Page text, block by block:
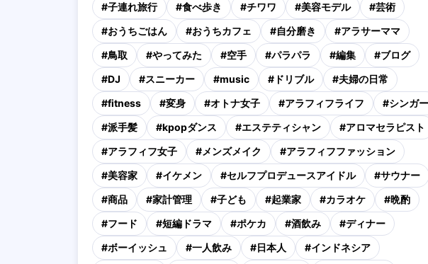
#子連れ旅行 #食べ歩き #チワワ #美容モデル #芸術
#おうちごはん #おうちカフェ #自分磨き #アラサーママ
#鳥取 #やってみた #空手 #パラパラ #編集 #ブログ
#DJ #スニーカー #music # ドリブル #夫婦の日常
#fitness #変身 #オトナ女子 #アラフィフライフ #シンガー
#派手髪 #kpopダンス #エステティシャン #アロマセラピスト
#アラフィフ女子 #メンズメイク #アラフィフファッション
#美容家 #イケメン #セルフプロデュースアイドル #サウナー
#商品 #家計管理 #子ども #起業家 #カラオケ #晩酌
#フード #短編ドラマ #ポケカ #酒飲み #ディナー
#ボーイッシュ #一人飲み #日本人 #インドネシア